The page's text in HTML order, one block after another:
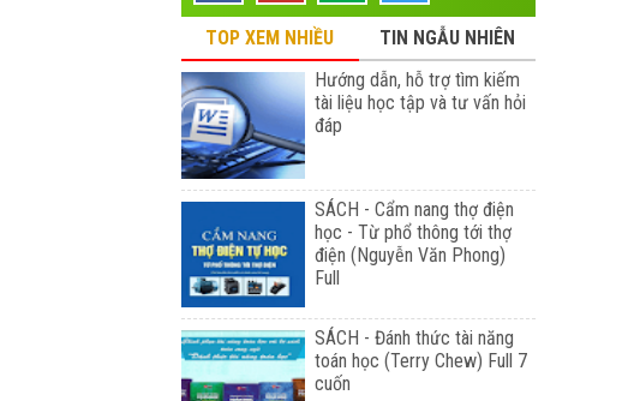
TOP XEM NHIỀU
TIN NGẪU NHIÊN
Hướng dẫn, hỗ trợ tìm kiếm
tài liệu học tập và tư vấn hỏi
đáp
SÁCH - Cẩm nang thợ điện
học - Từ phổ thông tới thợ
điện (Nguyễn Văn Phong)
Full
SÁCH - Đánh thức tài năng
toán học (Terry Chew) Full 7
cuốn